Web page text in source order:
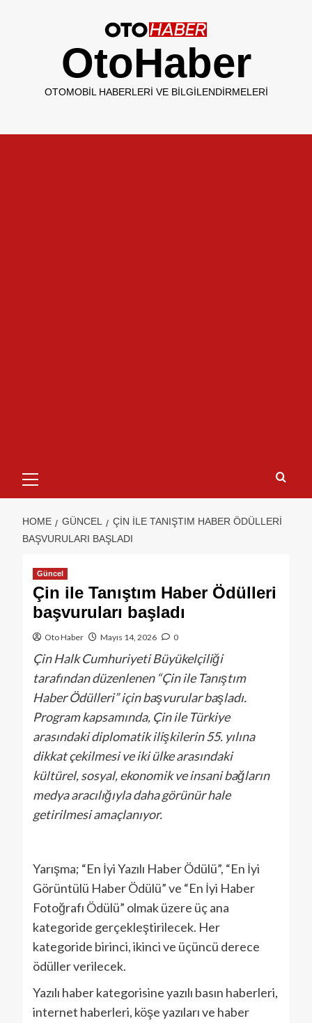
OtoHaber
OTOMOBIL HABERLERI VE BILGILENDIRMELERI
HOME GÜNCEL
ÇIN ILE TANIŞTIM HABER ÖDÜLLERI
BAŞVURULARI BAŞLADI
Güncel
Çin ile Tanıştım Haber Ödülleri
başvuruları başladı
Oto Haber Mayıs 14, 2026 0
Çin Halk Cumhuriyeti Büyükelçiliği
tarafından düzenlenen “Çin ile Tanıştım
Haber Ödülleri” için başvurular başladı.
Program kapsamında, Çin ile Türkiye
arasındaki diplomatik ilişkilerin 55. yılına
dikkat çekilmesi ve iki ülke arasındaki
kültürel, sosyal, ekonomik ve insani bağların
medya aracılığıyla daha görünür hale
getirilmesi amaçlanıyor.
Yarışma; “En İyi Yazılı Haber Ödülü”, “En İyi
Görüntülü Haber Ödülü” ve “En İyi Haber
Fotoğrafı Ödülü” olmak üzere üç ana
kategoride gerçekleştirilecek. Her
kategoride birinci, ikinci ve üçüncü derece
ödüller verilecek.
Yazılı haber kategorisine yazılı basın haberleri,
internet haberleri, köşe yazıları ve haber